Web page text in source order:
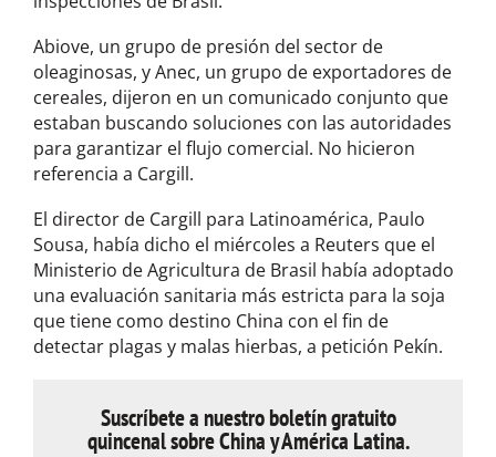
Abiove, un grupo de presión del sector de
oleaginosas, y Anec, un ​grupo de exportadores de
cereales, dijeron ⁠en un comunicado conjunto que
estaban buscando soluciones con las autoridades
para ‌garantizar el flujo comercial. No hicieron
referencia a Cargill.
El director de Cargill para Latinoamérica, Paulo
Sousa, había dicho el miércoles a ​Reuters que el
Ministerio ‌de Agricultura de Brasil había adoptado
una evaluación sanitaria más ⁠estricta para la soja
que tiene como destino China con el fin de
detectar plagas y malas hierbas, a petición Pekín.
Suscríbete a nuestro boletín gratuito
quincenal sobre China y América Latina.